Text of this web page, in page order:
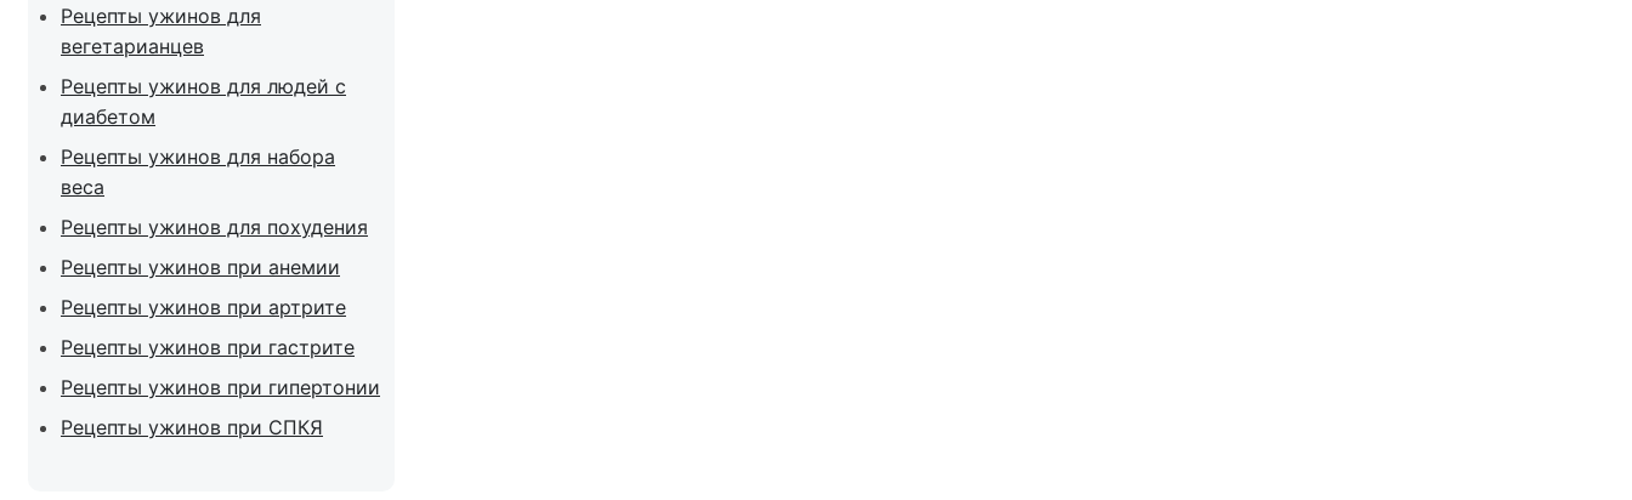
Рецепты ужинов для
вегетарианцев
Рецепты ужинов для людей с
диабетом
Рецепты ужинов для набора
веса
Рецепты ужинов для похудения
Рецепты ужинов при анемии
Рецепты ужинов при артрите
Рецепты ужинов при гастрите
Рецепты ужинов при гипертонии
Рецепты ужинов при СПКЯ